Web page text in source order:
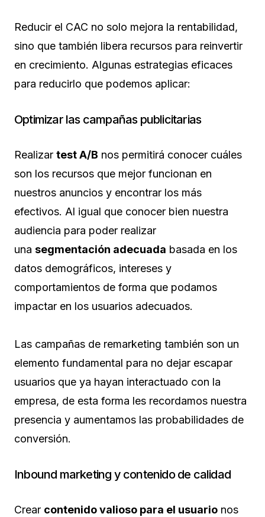
Reducir el CAC no solo mejora la rentabilidad,
sino que también libera recursos para reinvertir
en crecimiento. Algunas estrategias eficaces
para reducirlo que podemos aplicar:
Optimizar las campañas publicitarias
Realizar test A/B nos permitirá conocer cuáles
son los recursos que mejor funcionan en
nuestros anuncios y encontrar los más
efectivos. Al igual que conocer bien nuestra
audiencia para poder realizar
una segmentación adecuada basada en los
datos demográficos, intereses y
comportamientos de forma que podamos
impactar en los usuarios adecuados.
Las campañas de remarketing también son un
elemento fundamental para no dejar escapar
usuarios que ya hayan interactuado con la
empresa, de esta forma les recordamos nuestra
presencia y aumentamos las probabilidades de
conversión.
Inbound marketing y contenido de calidad
Crear contenido valioso para el usuario nos